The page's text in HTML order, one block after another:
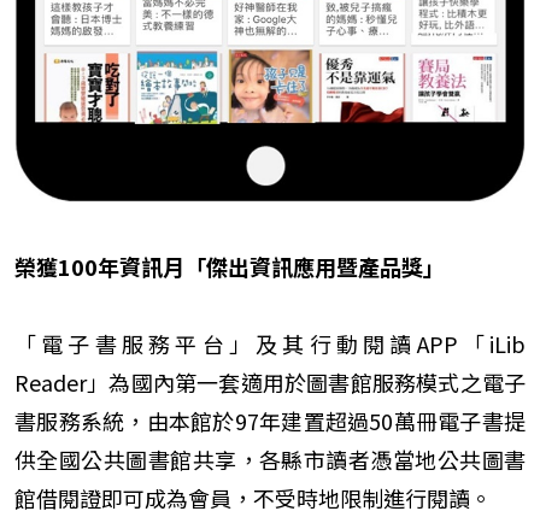
榮獲100年資訊月「傑出資訊應用暨產品獎」
「電子書服務平台」及其行動閱讀APP「iLib
Reader」為國內第一套適用於圖書館服務模式之電子
書服務系統，由本館於97年建置超過50萬冊電子書提
供全國公共圖書館共享，各縣市讀者憑當地公共圖書
館借閱證即可成為會員，不受時地限制進行閱讀。